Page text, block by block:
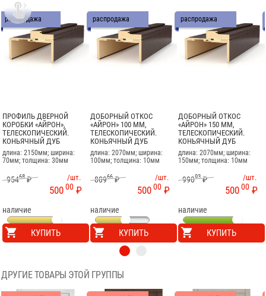
распродажа
ПРОФИЛЬ ДВЕРНОЙ
КОРОБКИ «АЙРОН»,
ТЕЛЕСКОПИЧЕСКИЙ.
КОНЬЯЧНЫЙ ДУБ
длина: 2150мм; ширина:
70мм; толщина: 30мм
95468₽ /шт.
50000 ₽
наличие
КУПИТЬ
распродажа
ДОБОРНЫЙ ОТКОС
«АЙРОН» 100 ММ,
ТЕЛЕСКОПИЧЕСКИЙ.
КОНЬЯЧНЫЙ ДУБ
длина: 2070мм; ширина:
100мм; толщина: 10мм
80966₽ /шт.
50000 ₽
наличие
КУПИТЬ
распродажа
ДОБОРНЫЙ ОТКОС
«АЙРОН» 150 ММ,
ТЕЛЕСКОПИЧЕСКИЙ.
КОНЬЯЧНЫЙ ДУБ
длина: 2070мм; ширина:
150мм; толщина: 10мм
99093₽ /шт.
50000 ₽
наличие
КУПИТЬ

ДРУГИЕ ТОВАРЫ ЭТОЙ ГРУППЫ